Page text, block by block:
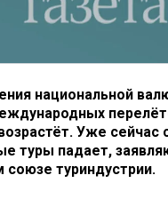
национальной
Уже сейчас
туры падает,
союзе туриндустрии.